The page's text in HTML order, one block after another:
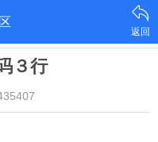
返回
３行